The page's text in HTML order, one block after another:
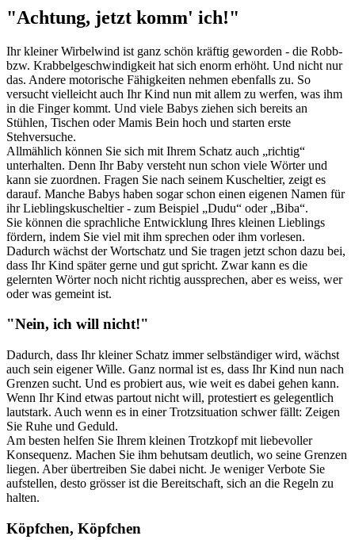
"Achtung, jetzt komm' ich!"
Ihr kleiner Wirbelwind ist ganz schön kräftig geworden - die Robb-
bzw. Krabbelgeschwindigkeit hat sich enorm erhöht. Und nicht nur
das. Andere motorische Fähigkeiten nehmen ebenfalls zu. So
versucht vielleicht auch Ihr Kind nun mit allem zu werfen, was ihm
in die Finger kommt. Und viele Babys ziehen sich bereits an
Stühlen, Tischen oder Mamis Bein hoch und starten erste
Stehversuche.
Allmählich können Sie sich mit Ihrem Schatz auch „richtig“
unterhalten. Denn Ihr Baby versteht nun schon viele Wörter und
kann sie zuordnen. Fragen Sie nach seinem Kuscheltier, zeigt es
darauf. Manche Babys haben sogar schon einen eigenen Namen für
ihr Lieblingskuscheltier - zum Beispiel „Dudu“ oder „Biba“.
Sie können die sprachliche Entwicklung Ihres kleinen Lieblings
fördern, indem Sie viel mit ihm sprechen oder ihm vorlesen.
Dadurch wächst der Wortschatz und Sie tragen jetzt schon dazu bei,
dass Ihr Kind später gerne und gut spricht. Zwar kann es die
gelernten Wörter noch nicht richtig aussprechen, aber es weiss, wer
oder was gemeint ist.
"Nein, ich will nicht!"
Dadurch, dass Ihr kleiner Schatz immer selbständiger wird, wächst
auch sein eigener Wille. Ganz normal ist es, dass Ihr Kind nun nach
Grenzen sucht. Und es probiert aus, wie weit es dabei gehen kann.
Wenn Ihr Kind etwas partout nicht will, protestiert es gelegentlich
lautstark. Auch wenn es in einer Trotzsituation schwer fällt: Zeigen
Sie Ruhe und Geduld.
Am besten helfen Sie Ihrem kleinen Trotzkopf mit liebevoller
Konsequenz. Machen Sie ihm behutsam deutlich, wo seine Grenzen
liegen. Aber übertreiben Sie dabei nicht. Je weniger Verbote Sie
aufstellen, desto grösser ist die Bereitschaft, sich an die Regeln zu
halten.
Köpfchen, Köpfchen